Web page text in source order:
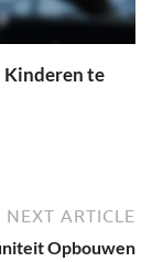
Kinderen te
NEXT ARTICLE
Opbouwen